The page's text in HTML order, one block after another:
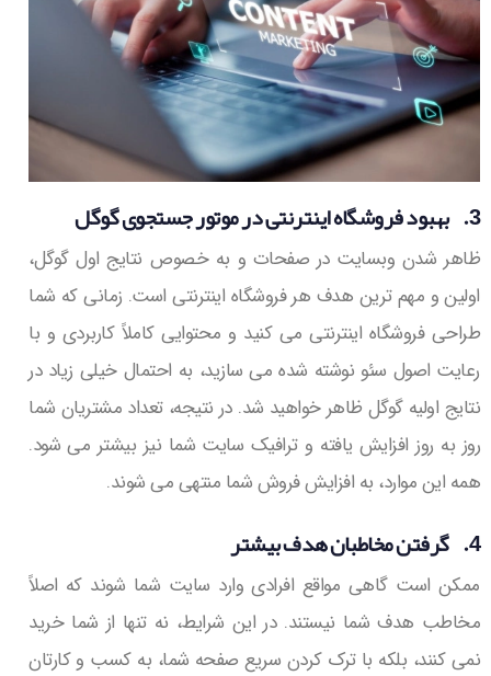
3. بهبود فروشگاه اینترنتی در موتور جستجوی گوگل
ظاهر شدن وبسایت در صفحات و به خصوص نتایج اول گوگل،
اولین و مهم ترین هدف هر فروشگاه اینترنتی است. زمانی که شما
طراحی فروشگاه اینترنتی می کنید و محتوایی کاملاً کاربردی و با
رعایت اصول سئو نوشته شده می سازید، به احتمال خیلی زیاد در
نتایج اولیه گوگل ظاهر خواهید شد. در نتیجه، تعداد مشتریان شما
روز به روز افزایش یافته و ترافیک سایت شما نیز بیشتر می شود.
همه این موارد، به افزایش فروش شما منتهی می شوند.
4. گرفتن مخاطبان هدف بیشتر
ممکن است گاهی مواقع افرادی وارد سایت شما شوند که اصلاً
مخاطب هدف شما نیستند. در این شرایط، نه تنها از شما خرید
نمی کنند، بلکه با ترک کردن سریع صفحه شما، به کسب و کارتان